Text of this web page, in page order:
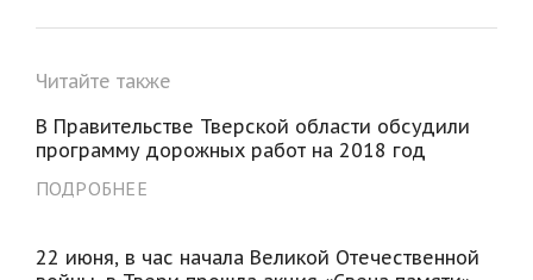
Читайте также
В Правительстве Тверской области обсудили
программу дорожных работ на 2018 год
ПОДРОБНЕЕ
22 июня, в час начала Великой Отечественной